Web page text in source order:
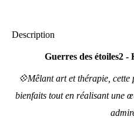
Description
Guerres des étoiles2
💠Mêlant art et thérapie,
bienfaits tout en réalisant une